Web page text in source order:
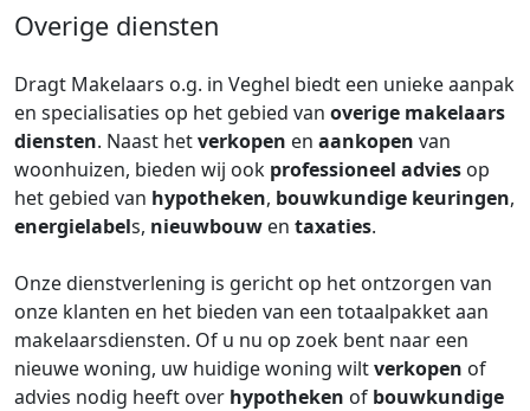
Overige diensten
Dragt Makelaars o.g. in Veghel biedt een unieke aanpak
en specialisaties op het gebied van overige makelaars
diensten. Naast hetverkopen en aankopen van
woonhuizen, bieden wij ook professioneel advies op
het gebied van hypotheken, bouwkundige keuringen,
energielabels, nieuwbouw en taxaties.
Onze dienstverlening is gericht op het ontzorgen van
onze klanten en het bieden van een totaalpakket aan
makelaarsdiensten. Of u nu op zoek bent naar een
nieuwe woning, uw huidige woning wiltverkopen of
advies nodig heeft over hypotheken of bouwkundige